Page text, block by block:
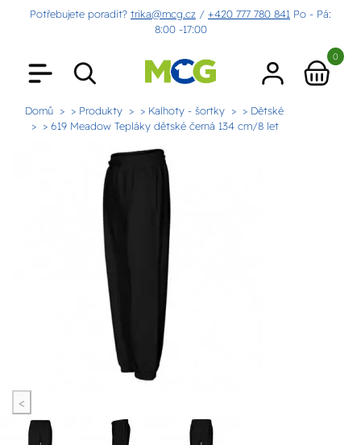
Potřebujete poradit? trika@mcg.cz / +420 777 780 841 Po - Pá:
8:00 -17:00
0
Domů > Produkty > Kalhoty - šortky
> Dětské
> 619 Meadow Tepláky dětské černá 134 cm/8 let
<